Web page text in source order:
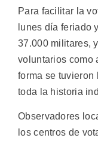
Para facilitar la
lunes día feriado
37.000 militares,
voluntarios como
forma se tuvieron
toda la historia
Observadores
los centros de